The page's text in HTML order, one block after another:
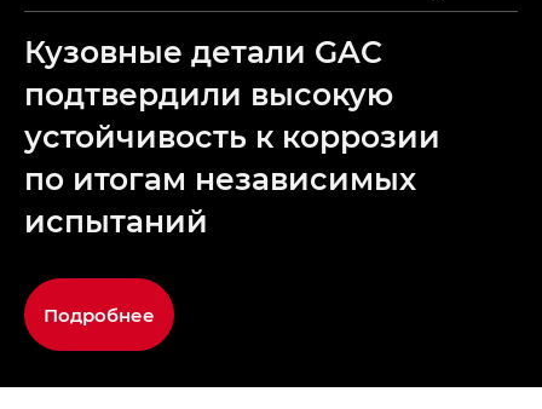
Кузовные детали GAC
подтвердили высокую
устойчивость к коррозии
по итогам независимых
испытаний
Подробнее